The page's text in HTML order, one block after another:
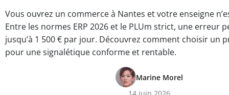
Vous ouvrez un commerce à Nantes et votre enseigne
Entre les normes ERP 2026 et le PLUm strict, une erreur
jusqu’à 1 500 € par jour. Découvrez comment choisir un
pour une signalétique conforme et rentable.
Marine Morel